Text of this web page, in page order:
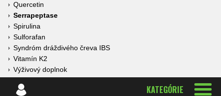
Quercetin
Serrapeptase
Spirulina
Sulforafan
Syndróm dráždivého čreva IBS
Vitamín K2
Výživový doplnok
KATEGÓRIE